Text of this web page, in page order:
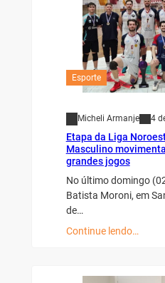
Esporte
Micheli Armanje 4
Etapa da Liga
Masculino
grandes jogos
No último domingo
Batista Moroni, em
de…
Continue lendo…